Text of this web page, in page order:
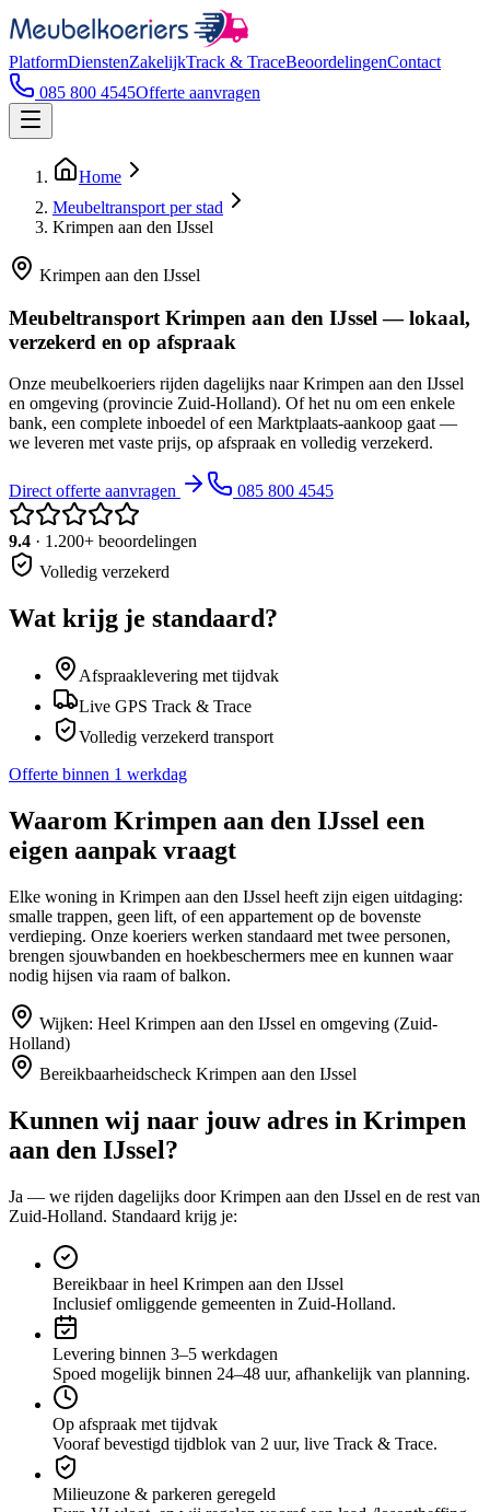
PlatformDienstenZakelijkTrack & TraceBeoordelingenContact
085 800 4545Offerte aanvragen
Home
Meubeltransport per stad
Krimpen aan den IJssel
Krimpen aan den IJssel
Meubeltransport Krimpen aan den IJssel — lokaal,
verzekerd en op afspraak
Onze meubelkoeriers rijden dagelijks naar Krimpen aan den IJssel
en omgeving (provincie Zuid-Holland). Of het nu om een enkele
bank, een complete inboedel of een Marktplaats-aankoop gaat —
we leveren met vaste prijs, op afspraak en volledig verzekerd.
Direct offerte aanvragen 085 800 4545
9.4 · 1.200+ beoordelingen
Volledig verzekerd
Wat krijg je standaard?
Afspraaklevering met tijdvak
Live GPS Track & Trace
Volledig verzekerd transport
Offerte binnen 1 werkdag
Waarom Krimpen aan den IJssel een
eigen aanpak vraagt
Elke woning in Krimpen aan den IJssel heeft zijn eigen uitdaging:
smalle trappen, geen lift, of een appartement op de bovenste
verdieping. Onze koeriers werken standaard met twee personen,
brengen sjouwbanden en hoekbeschermers mee en kunnen waar
nodig hijsen via raam of balkon.
Wijken: Heel Krimpen aan den IJssel en omgeving (Zuid-
Holland)
Bereikbaarheidscheck Krimpen aan den IJssel
Kunnen wij naar jouw adres in Krimpen
aan den IJssel?
Ja — we rijden dagelijks doorKrimpen aan den IJssel en de rest van
Zuid-Holland. Standaard krijg je:
Bereikbaar in heel Krimpen aan den IJssel
Inclusief omliggende gemeenten in Zuid-Holland.
Levering binnen 3–5 werkdagen
Spoed mogelijk binnen 24–48 uur, afhankelijk van planning.
Op afspraak met tijdvak
Vooraf bevestigd tijdblok van 2 uur, live Track & Trace.
Milieuzone & parkeren geregeld